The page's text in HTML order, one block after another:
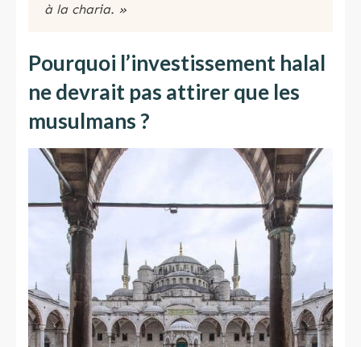
à la charia​​. »
Pourquoi l’investissement halal
ne devrait pas attirer que les
musulmans ?